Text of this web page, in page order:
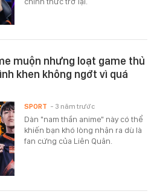
muộn nhưng loạt game thủ
khen không ngớt vì quá
Dàn "nam thần anime" này có thể
khiến bạn khó lòng nhận ra dù là
fan cứng của Liên Quân.
SPORT - 3 năm trước